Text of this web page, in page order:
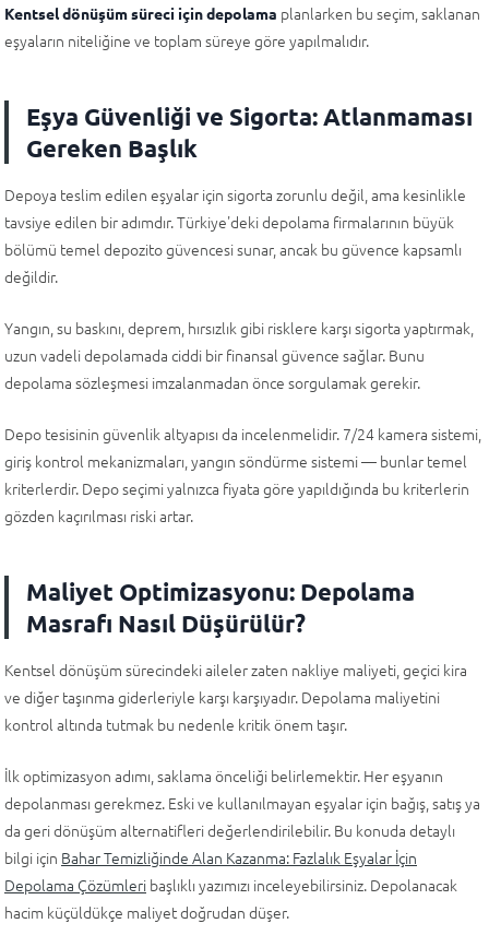
Kentsel dönüşüm süreci için depolama planlarken bu seçim, saklanan
eşyaların niteliğine ve toplam süreye göre yapılmalıdır.
Eşya Güvenliği ve Sigorta: Atlanmaması
Gereken Başlık
Depoya teslim edilen eşyalar için sigorta zorunlu değil, ama kesinlikle
tavsiye edilen bir adımdır. Türkiye'deki depolama firmalarının büyük
bölümü temel depozito güvencesi sunar, ancak bu güvence kapsamlı
değildir.
Yangın, su baskını, deprem, hırsızlık gibi risklere karşı sigorta yaptırmak,
uzun vadeli depolamada ciddi bir finansal güvence sağlar. Bunu
depolama sözleşmesi imzalanmadan önce sorgulamak gerekir.
Depo tesisinin güvenlik altyapısı da incelenmelidir. 7/24 kamera sistemi,
giriş kontrol mekanizmaları, yangın söndürme sistemi — bunlar temel
kriterlerdir. Depo seçimi yalnızca fiyata göre yapıldığında bu kriterlerin
gözden kaçırılması riski artar.
Maliyet Optimizasyonu: Depolama
Masrafı Nasıl Düşürülür?
Kentsel dönüşüm sürecindeki aileler zaten nakliye maliyeti, geçici kira
ve diğer taşınma giderleriyle karşı karşıyadır. Depolama maliyetini
kontrol altında tutmak bu nedenle kritik önem taşır.
İlk optimizasyon adımı, saklama önceliği belirlemektir. Her eşyanın
depolanması gerekmez. Eski ve kullanılmayan eşyalar için bağış, satış ya
da geri dönüşüm alternatifleri değerlendirilebilir. Bu konuda detaylı
bilgi için Bahar Temizliğinde Alan Kazanma: Fazlalık Eşyalar İçin
Depolama Çözümleri başlıklı yazımızı inceleyebilirsiniz. Depolanacak
hacim küçüldükçe maliyet doğrudan düşer.